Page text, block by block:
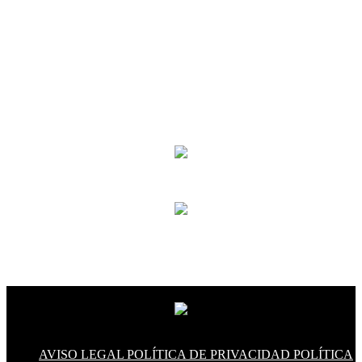
AVISO LEGAL POLÍTICA DE PRIVACIDAD POLÍTICA